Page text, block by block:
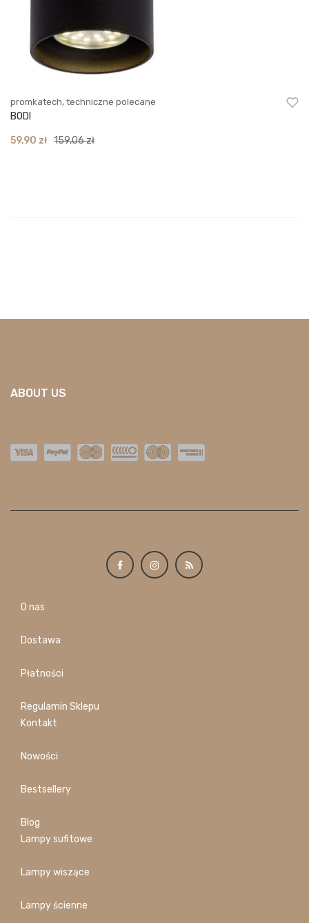
promkatech, techniczne polecane
BODI
159,06zł
Original
59,90 złCurrent
ABOUT US
O nas
Dostawa
Płatności
Regulamin Sklepu
Kontakt
Nowości
Bestsellery
Blog
Lampy sufitowe
Lampy wiszące
Lampy ścienne